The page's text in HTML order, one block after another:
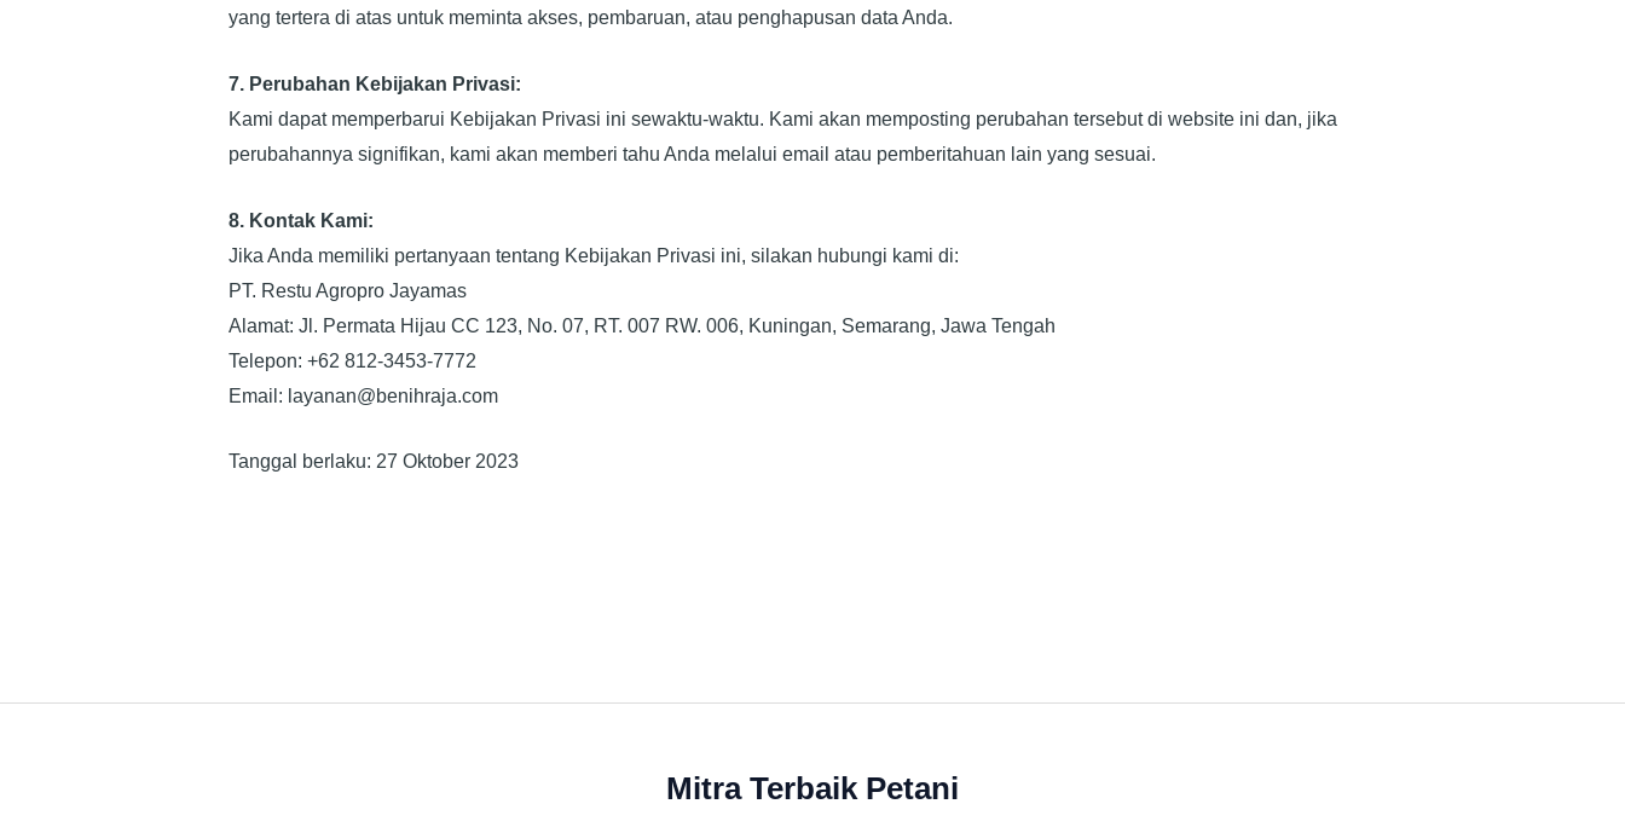
yang tertera di atas untuk meminta akses, pembaruan, atau penghapusan data Anda.
7. Perubahan Kebijakan Privasi:
Kami dapat memperbarui Kebijakan Privasi ini sewaktu-waktu. Kami akan memposting perubahan tersebut di website ini dan, jika
perubahannya signifikan, kami akan memberi tahu Anda melalui email atau pemberitahuan lain yang sesuai.
8. Kontak Kami:
Jika Anda memiliki pertanyaan tentang Kebijakan Privasi ini, silakan hubungi kami di:
PT. Restu Agropro Jayamas
Alamat: Jl. Permata Hijau CC 123, No. 07, RT. 007 RW. 006, Kuningan, Semarang, Jawa Tengah
Telepon: +62 812-3453-7772
Email: layanan@benihraja.com
Tanggal berlaku: 27 Oktober 2023
Mitra Terbaik Petani